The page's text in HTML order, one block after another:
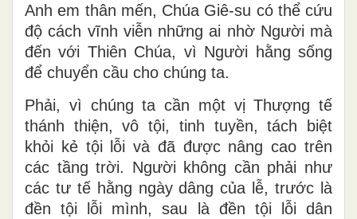
Anh em thân mến, Chúa Giê-su có thể cứu
độ cách vĩnh viễn những ai nhờ Người mà
đến với Thiên Chúa, vì Người hằng sống
để chuyển cầu cho chúng ta.
Phải, vì chúng ta cần một vị Thượng tế
thánh thiện, vô tội, tinh tuyền, tách biệt
khỏi kẻ tội lỗi và đã được nâng cao trên
các tầng trời. Người không cần phải như
các tư tế hằng ngày dâng của lễ, trước là
đền tội lỗi mình, sau là đền tội lỗi dân